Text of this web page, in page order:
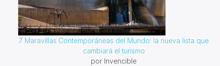
7 Maravillas Contemporáneas del Mundo: la nueva lista que
cambiará el turismo
por Invencible